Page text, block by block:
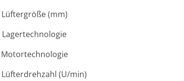
Lüftergröße (mm)
Lagertechnologie
Motortechnologie
Lüfterdrehzahl (U/min)